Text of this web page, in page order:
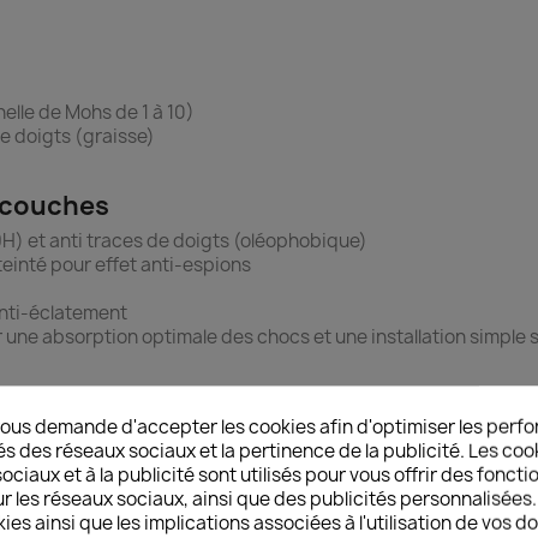
de Mohs de 1 à 10)
doigts (graisse)
et anti traces de doigts (oléophobique)
pour effet anti-espions
éclatement
absorption optimale des chocs et une installation simple
/ Slim = 0,30 mm avec angles parfaitement arrondis (2,5 D
: Épaisseur = 0,4 mm avec angles droits offrant donc
qualité du verre trempé
demande d'accepter les cookies afin d'optimiser les
des réseaux sociaux et la pertinence de la publicité. Les
et à la publicité sont utilisés pour vous offrir des
les réseaux sociaux, ainsi que des publicités
ainsi que les implications associées à l'utilisation de vos